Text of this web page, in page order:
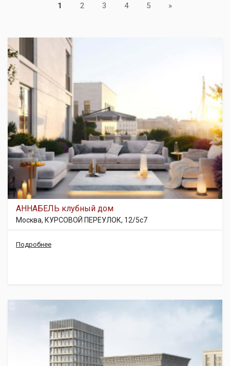
1 2 3 4 5 »Next
АННАБЕЛЬ клубный дом
Москва, КУРСОВОЙ ПЕРЕУЛОК, 12/5с7
Подробнее